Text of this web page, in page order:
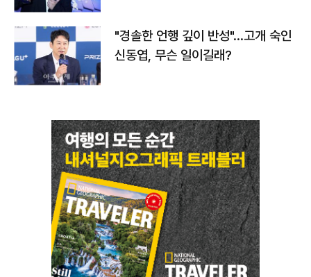
"경솔한 언행 깊이 반성"…고개 숙인
신동엽, 무슨 일이길래?